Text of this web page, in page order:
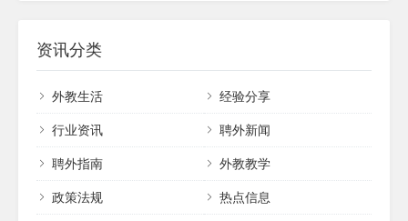
汉优与欧美多所高校建立良好合作，稳定高质量的外籍人力资源
渠道。其汉语和英语培训得到广泛认可，汉语培训更受邀负责成
局的TEFL in China培训与考试，赢得了高度赞誉。汉优教育以诚
信、共赢为理念，持续推动教育行业的进步与发展。...
资讯分类
外教生活
经验分享
行业资讯
聘外新闻
聘外指南
外教教学
政策法规
热点信息